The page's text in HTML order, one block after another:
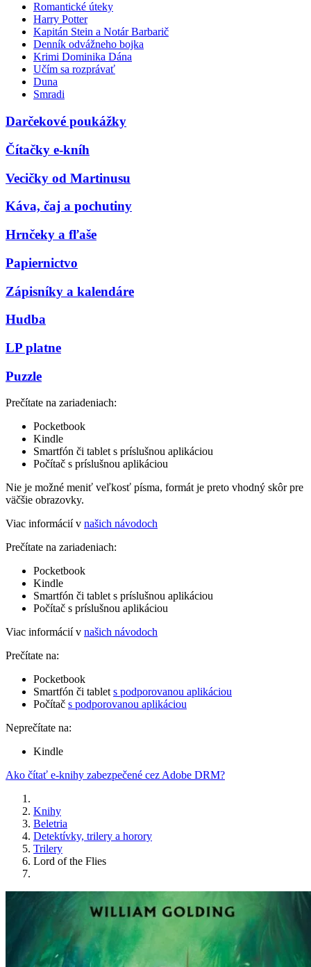
Romantické úteky
Harry Potter
Kapitán Stein a Notár Barbarič
Denník odvážneho bojka
Krimi Dominika Dána
Učím sa rozprávať
Duna
Smradi
Darčekové poukážky
Čítačky e-kníh
Vecičky od Martinusu
Káva, čaj a pochutiny
Hrnčeky a fľaše
Papiernictvo
Zápisníky a kalendáre
Hudba
LP platne
Puzzle
Prečítate na zariadeniach:
Pocketbook
Kindle
Smartfón či tablet s príslušnou aplikáciou
Počítač s príslušnou aplikáciou
Nie je možné meniť veľkosť písma, formát je preto vhodný skôr pre
väčšie obrazovky.
Viac informácií v našich návodoch
Prečítate na zariadeniach:
Pocketbook
Kindle
Smartfón či tablet s príslušnou aplikáciou
Počítač s príslušnou aplikáciou
Viac informácií v našich návodoch
Prečítate na:
Pocketbook
Smartfón či tablet s podporovanou aplikáciou
Počítač s podporovanou aplikáciou
Neprečítate na:
Kindle
Ako čítať e-knihy zabezpečené cez Adobe DRM?
Knihy
Beletria
Detektívky, trilery a horory
Trilery
Lord of the Flies